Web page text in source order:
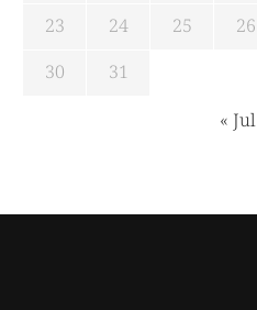
23
24 25 26
30
31
« Jul